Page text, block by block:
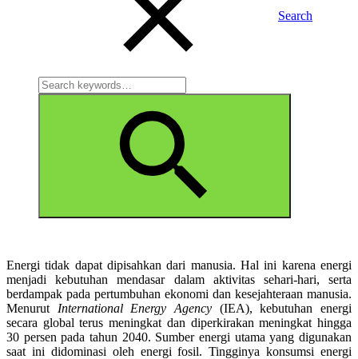
Search
Search
for:
Energi tidak dapat dipisahkan dari manusia. Hal ini karena energi
menjadi kebutuhan mendasar dalam aktivitas sehari-hari, serta
berdampak pada pertumbuhan ekonomi dan kesejahteraan manusia.
Menurut International Energy Agency (IEA), kebutuhan energi
secara global terus meningkat dan diperkirakan meningkat hingga
30 persen pada tahun 2040. Sumber energi utama yang digunakan
saat ini didominasi oleh energi fosil. Tingginya konsumsi energi